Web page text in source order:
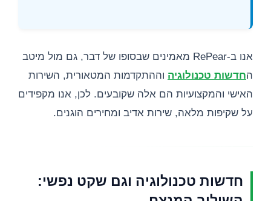
אנו ב-RePear מאמינים שבסופו של דבר, גם מול מיטב
החדשות טכנולוגיה וההתקדמות המטאורית, השירות
האישי והמקצועיות הם אלה שקובעים. לכן, אנו מקפידים
על שקיפות מלאה, שירות אדיב ומחירים הוגנים.
חדשות טכנולוגיה וגם שקט נפשי: